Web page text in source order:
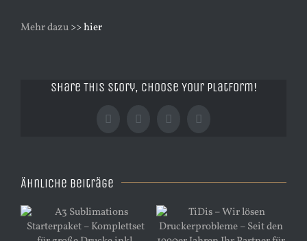
Mehr dazu>> hier
Share This Story, Choose Your Platform!
Facebook
X TumblrPinterest
Ähnliche Beiträge